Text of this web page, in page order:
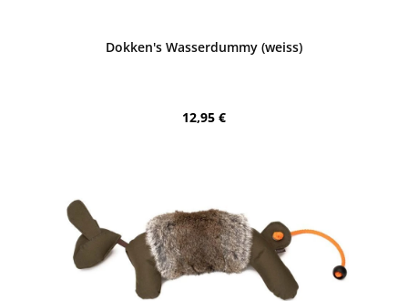
Dokken's Wasserdummy (weiss)
Regulärer Preis:
12,95 €